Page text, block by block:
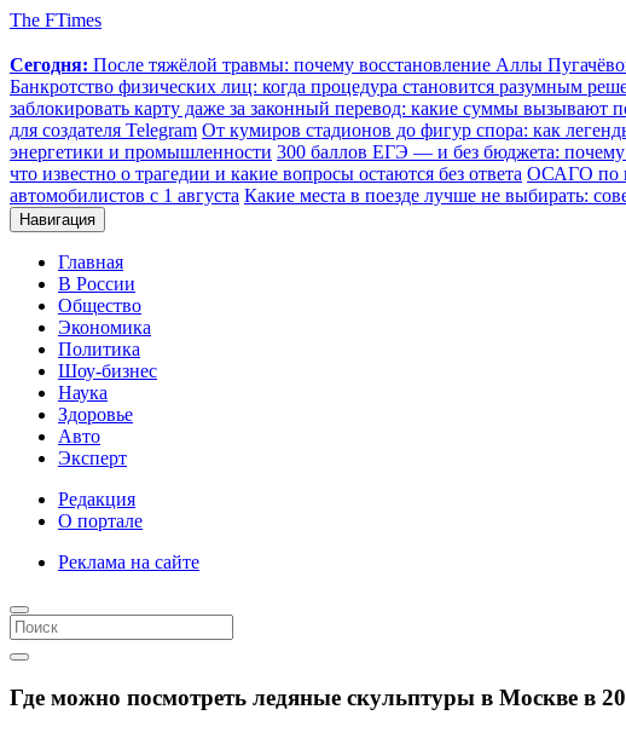
The FTimes
Сегодня: После тяжёлой травмы: почему восстановление Аллы
Банкротство физических лиц: когда процедура становится разумным
заблокировать карту даже за законный перевод: какие суммы вызывают
для создателя Telegram От кумиров стадионов до фигур спора: как
энергетики и промышленности 300 баллов ЕГЭ — и без бюджета: почему
что известно о трагедии и какие вопросы остаются без ответа ОСАГО по
автомобилистов с 1 августа Какие места в поезде лучше не выбирать:
Навигация
Главная
В России
Общество
Экономика
Политика
Шоу-бизнес
Наука
Здоровье
Авто
Эксперт
Редакция
О портале
Реклама на сайте
Где можно посмотреть ледяные скульптуры в Москве в